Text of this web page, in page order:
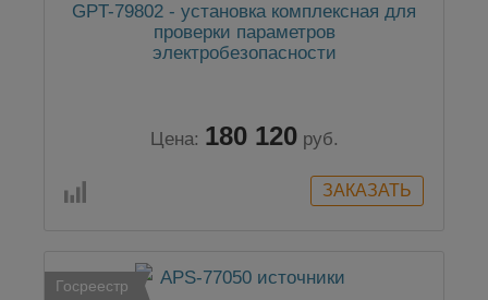
GPT-79802 - установка комплексная для
проверки параметров
электробезопасности
Цена: 180 120 руб.
Госреестр